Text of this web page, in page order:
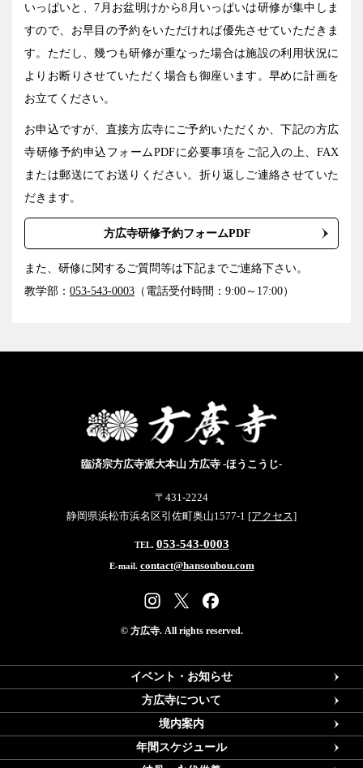
いっぱいと、7月お盆明けから8月いっぱいは研修が集中しま
すので、お早目の予約をいただければ優先させていただきま
す。ただし、幾つも研修が重なった場合は施設の利用状況に
よりお断りさせていただく場合も御座います。早めに計画を
お立てください。
お申込ですが、直接方広寺にご予約いただくか、下記の方広
寺研修予約申込フォームPDFに必要事項をご記入の上、FAX
または郵送にてお送りください。折り返しご連絡させていた
だきます。
方広寺研修予約フォームPDF
また、研修に関するご質問等は下記までご連絡下さい。
教学部： 053-543-0003 （電話受付時間：9:00～17:00）
臨済宗方広寺派大本山 方広寺 -ほうこうじ-
〒431-2224
静岡県浜松市浜名区引佐町奥山1577-1 [アクセス]
TEL. 053-543-0003
E-mail. contact@hansoubou.com
© 方広寺. All rights reserved.
イベント・お知らせ
方広寺について
境内案内
年間スケジュール